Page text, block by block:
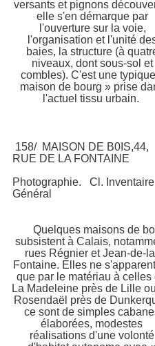
versants et pignons
elle s'en démarque par
l'ouverture sur la voie,
l'organisation et l'unité
baies, la structure (à
niveaux, dont sous-sol et
combles). C'est une
maison de bourg » prise
l'actuel tissu urbain.
158/ MAISON DE B0IS,44,
RUE DE LA
Photographie. Cl. Inventaire
Général
Quelques maisons de
subsistent à Calais,
rues Régnier et Jean-de-
Fontaine. Elles ne
que par le matériau à celles
La Madeleine près de Lille
Rosendaël près de
ce sont de simples
élaborées, modestes
réalisations d'une volonté